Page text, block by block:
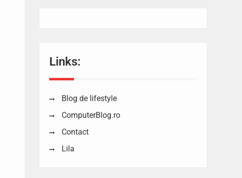
Links:
Blog de lifestyle
ComputerBlog.ro
Contact
Lila